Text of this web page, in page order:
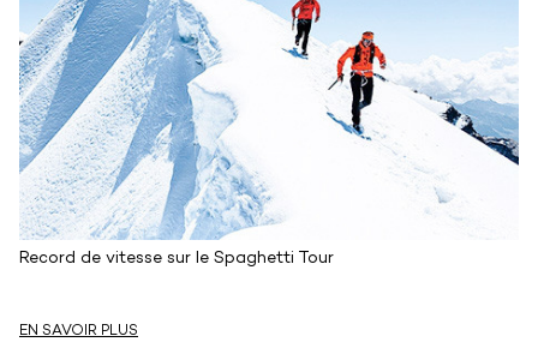
Record de vitesse sur le Spaghetti Tour
EN SAVOIR PLUS